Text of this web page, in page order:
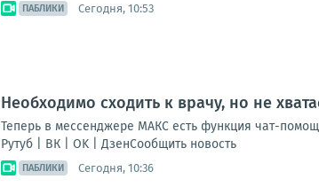
ПАБЛИКИ Сегодня, 10:53
Необходимо сходить к врачу, но не
Теперь в мессенджере МАКС есть функция чат-
Рутуб | ВК | OK | ДзенСообщить новость
ПАБЛИКИ Сегодня, 10:36